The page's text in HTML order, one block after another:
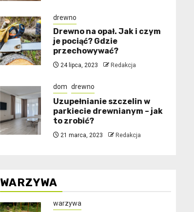
drewno
Drewno na opał. Jak i czym
je pociąć? Gdzie
przechowywać?
24 lipca, 2023 Redakcja
dom drewno
Uzupełnianie szczelin w
parkiecie drewnianym – jak
to zrobić?
21 marca, 2023 Redakcja
WARZYWA
warzywa